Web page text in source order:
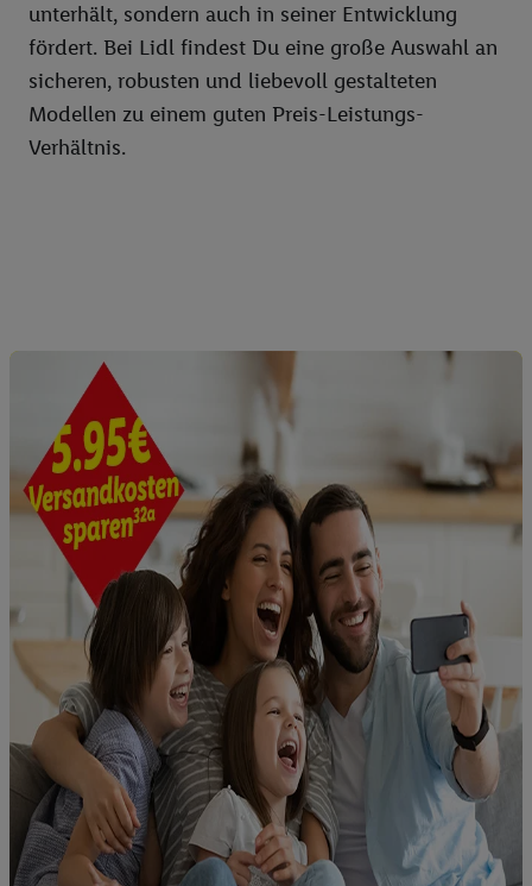
unterhält, sondern auch in seiner Entwicklung
fördert. Bei Lidl findest Du eine große Auswahl an
sicheren, robusten und liebevoll gestalteten
Modellen zu einem guten Preis-Leistungs-
Verhältnis.